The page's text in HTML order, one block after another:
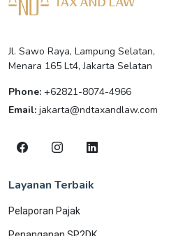
Jl. Sawo Raya, Lampung Selatan,
Menara 165 Lt4, Jakarta Selatan
Phone: +62821-8074-4966
Email: jakarta@ndtaxandlaw.com
Layanan Terbaik
Pelaporan Pajak